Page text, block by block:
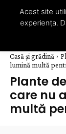
Casă și grădină
lumină multă
Plante
care nu
multă
Acest site
experiența.